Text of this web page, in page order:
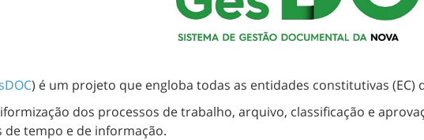
) é um projeto que engloba todas as entidades constitutivas (EC)
dos processos de trabalho, arquivo, classificação e
tempo e de informação.